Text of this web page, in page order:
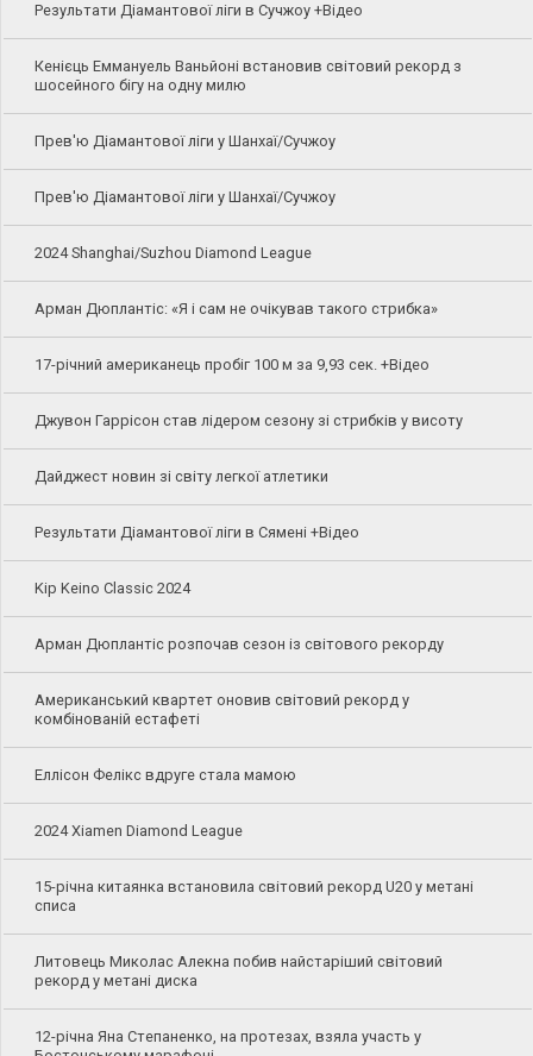
Результати Діамантової ліги в Сучжоу +Відео
Кенієць Еммануель Ваньйоні встановив світовий рекорд з
шосейного бігу на одну милю
Прев'ю Діамантової ліги у Шанхаї/Сучжоу
Прев'ю Діамантової ліги у Шанхаї/Сучжоу
2024 Shanghai/Suzhou Diamond League
Арман Дюплантіс: «Я і сам не очікував такого стрибка»
17-річний американець пробіг 100 м за 9,93 сек. +Відео
Джувон Гаррісон став лідером сезону зі стрибків у висоту
Дайджест новин зі світу легкої атлетики
Результати Діамантової ліги в Сямені +Відео
Kip Keino Classic 2024
Арман Дюплантіс розпочав сезон із світового рекорду
Американський квартет оновив світовий рекорд у
комбінованій естафеті
Еллісон Фелікс вдруге стала мамою
2024 Xiamen Diamond League
15-річна китаянка встановила світовий рекорд U20 у метані
списа
Литовець Миколас Алекна побив найстаріший світовий
рекорд у метані диска
12-річна Яна Степаненко, на протезах, взяла участь у